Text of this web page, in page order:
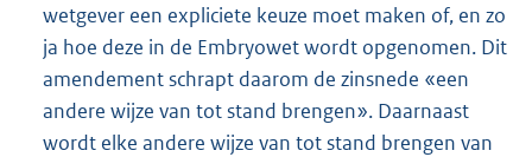
wetgever een expliciete keuze moet maken of, en zo
ja hoe deze in de Embryowet wordt opgenomen. Dit
amendement schrapt daarom de zinsnede «een
andere wijze van tot stand brengen». Daarnaast
wordt elke andere wijze van tot stand brengen van